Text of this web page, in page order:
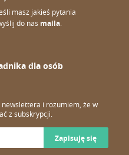
masz jakieś pytania
do nas maila
dla osób
i rozumiem, że w
z subskrypcji.
Zapisuję się